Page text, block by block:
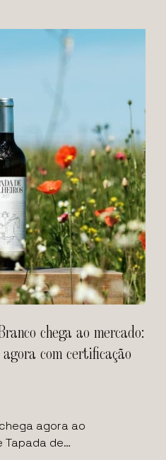
chega ao mercado:
com certificação
agora ao
Tapada de…